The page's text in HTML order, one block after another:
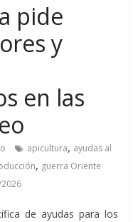
pide
y
en las
apicultura, ayudas al
, guerra Oriente
de ayudas para los